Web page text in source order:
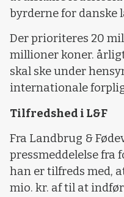
byrderne for danske
Der prioriteres 20
millioner koner.
skal ske under
internationale
Tilfredshed i L&F
Fra Landbrug &
pressmeddelelse fra
han er tilfreds med,
mio. kr. af til at